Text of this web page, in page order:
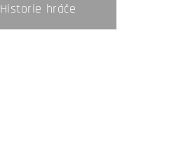
Historie hráče